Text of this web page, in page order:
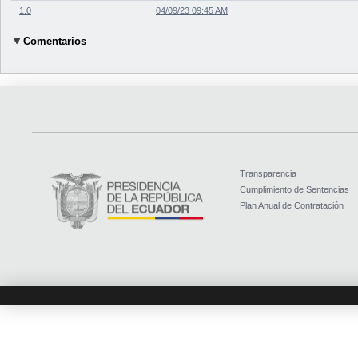
1.0 04/09/23 09:45 AM
Comentarios
Transparencia
Cumplimiento de Sentencias
Plan Anual de Contratación